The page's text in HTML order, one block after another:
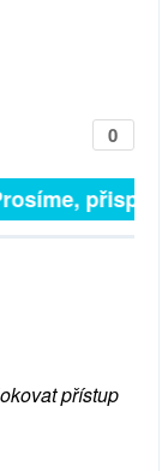
0
přispějte. ➥
přístup